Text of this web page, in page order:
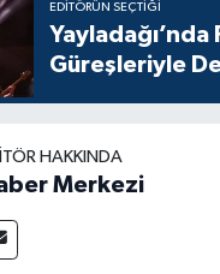
EDITÖRÜN SEÇTIĞI
Yayladağı’nda
Güreşleriyle
HAKKINDA
Merkezi